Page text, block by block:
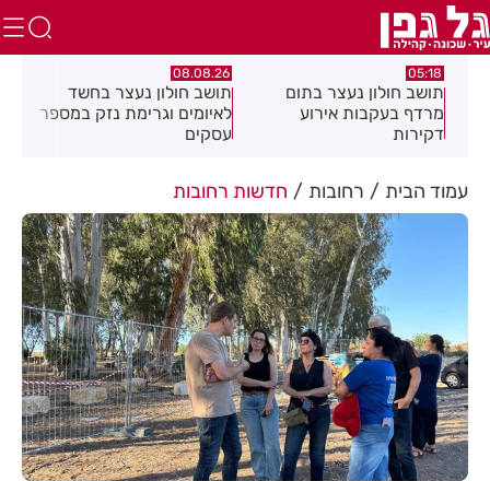
08.08.26
תושב חולון נעצר בחשד
לאיומים וגרימת נזק במספר
עסקים
07.08.26
פרשת ראה - להגיע לקומה
20 ולחזור!
עמוד הבית רחובות חדשות רחובות